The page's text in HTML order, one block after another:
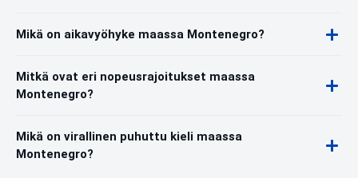
Mikä on aikavyöhyke maassa Montenegro?
Mitkä ovat eri nopeusrajoitukset maassa
Montenegro?
Mikä on virallinen puhuttu kieli maassa
Montenegro?